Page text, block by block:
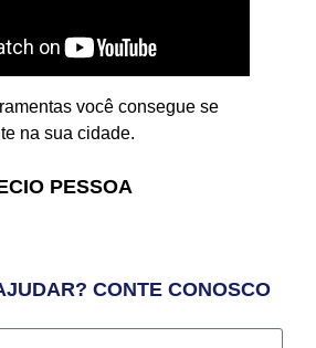
você consegue se
na sua cidade.
PESSOA
CONTE CONOSCO